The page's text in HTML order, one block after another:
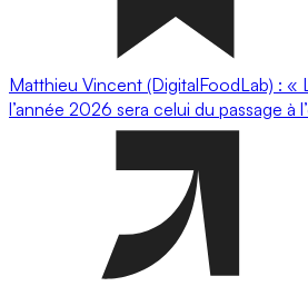
Matthieu Vincent (DigitalFoodLab) : «
l’année 2026 sera celui du passage à